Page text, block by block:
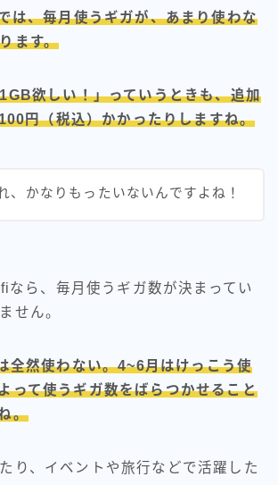
は、毎月使うギガが、あまり使わな
ます。
欲しい！」っていうときも、追加
円（税込）かかったりしますね。
、かなりもったいないんですよね！
なら、毎月使うギガ数が決まってい
せん。
全然使わない。4~6月はけっこう使
って使うギガ数をばらつかせること
。
り、イベントや旅行などで活躍した